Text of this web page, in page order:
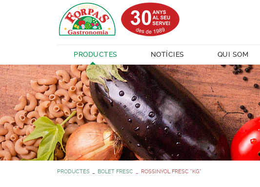
PRODUCTES NOTÍCIES QUI SOM
PRODUCTES BOLET FRESC ROSSINYOL FRESC *KG*